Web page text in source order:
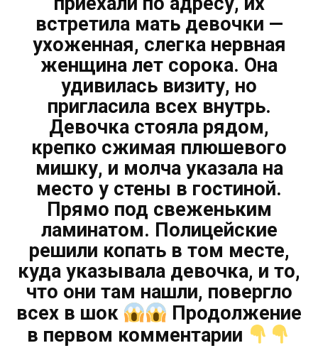
встретила мать девочки —
ухоженная, слегка нервная
женщина лет сорока. Она
удивилась визиту, но
пригласила всех внутрь.
Девочка стояла рядом,
крепко сжимая плюшевого
мишку, и молча указала на
место у стены в гостиной.
Прямо под свеженьким
ламинатом. Полицейские
решили копать в том месте,
куда указывала девочка, и то,
что они там нашли, повергло
всех в шок
Продолжение
в первом комментарии